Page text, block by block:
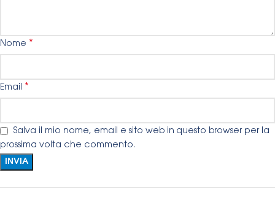
Nome *
Email *
Salva il mio nome, email e sito web in questo browser per la
prossima volta che commento.